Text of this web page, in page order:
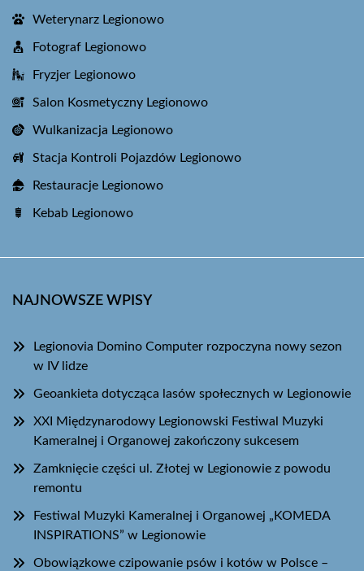
Weterynarz Legionowo
Fotograf Legionowo
Fryzjer Legionowo
Salon Kosmetyczny Legionowo
Wulkanizacja Legionowo
Stacja Kontroli Pojazdów Legionowo
Restauracje Legionowo
Kebab Legionowo
NAJNOWSZE WPISY
Legionovia Domino Computer rozpoczyna nowy sezon
w IV lidze
Geoankieta dotycząca lasów społecznych w Legionowie
XXI Międzynarodowy Legionowski Festiwal Muzyki
Kameralnej i Organowej zakończony sukcesem
Zamknięcie części ul. Złotej w Legionowie z powodu
remontu
Festiwal Muzyki Kameralnej i Organowej „KOMEDA
INSPIRATIONS” w Legionowie
Obowiązkowe czipowanie psów i kotów w Polsce –